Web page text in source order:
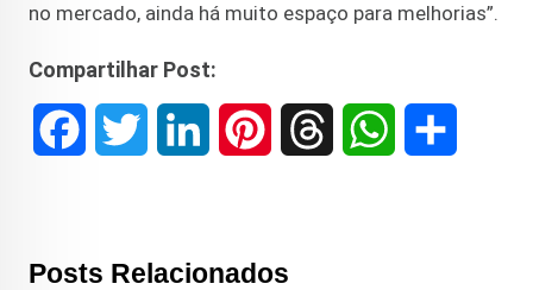
no mercado, ainda há muito espaço para melhorias”.
Compartilhar Post:
Posts Relacionados